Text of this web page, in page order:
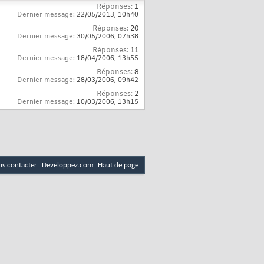
Réponses: 1
Dernier message: 22/05/2013, 10h40
Réponses: 20
Dernier message: 30/05/2006, 07h38
Réponses: 11
Dernier message: 18/04/2006, 13h55
Réponses:8
Dernier message: 28/03/2006, 09h42
Réponses: 2
Dernier message: 10/03/2006, 13h15
contacter Developpez.com Haut de page